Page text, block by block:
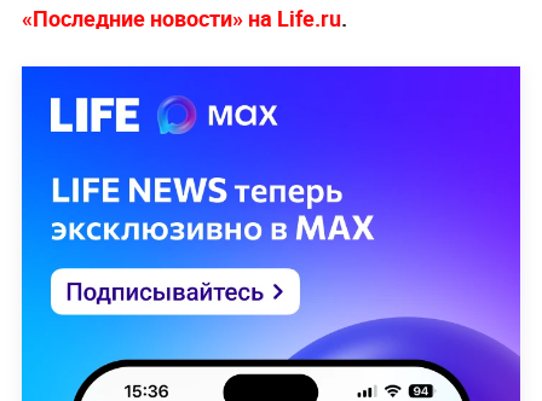
«Последние новости» на Life.ru.